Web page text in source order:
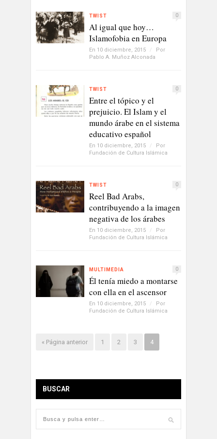
TWIST 0
Al igual que hoy…
Islamofobia en Europa
En 10 diciembre, 2015 /
Por
Pablo A. Muñoz Alconada
TWIST 0
Entre el tópico y el
prejuicio. El Islam y el
mundo árabe en el sistema
educativo español
En 10 diciembre, 2015 /
Por
Fundación de Cultura Islámica
TWIST 0
Reel Bad Arabs,
contribuyendo a la imagen
negativa de los árabes
En 10 diciembre, 2015 /
Por
Fundación de Cultura Islámica
MULTIMEDIA 0
Él tenía miedo a montarse
con ella en el ascensor
En 10 diciembre, 2015 /
Por
Fundación de Cultura Islámica
« Página anterior 1 2 3 4
BUSCAR